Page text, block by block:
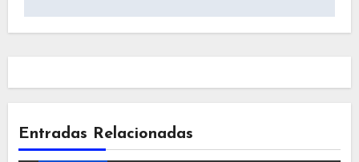
Entradas Relacionadas
Telefonía